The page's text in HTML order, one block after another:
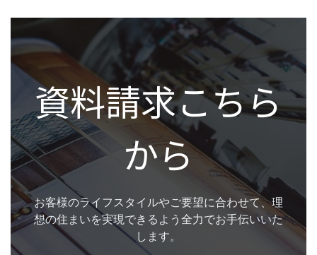
資料請求こちら
から
お客様のライフスタイルやご要望に合わせて、理
想の住まいを実現できるよう全力でお手伝いいた
します。